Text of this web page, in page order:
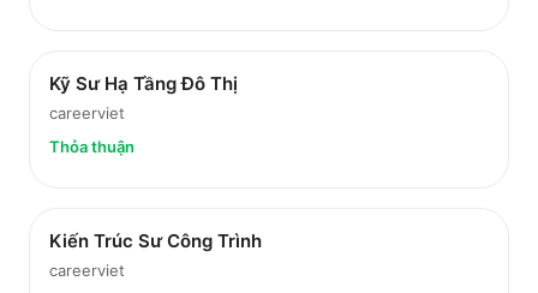
Kỹ Sư Hạ Tầng Đô Thị
careerviet
Thỏa thuận
Kiến Trúc Sư Công Trình
careerviet